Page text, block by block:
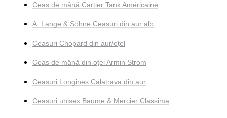
Ceas de mână Cartier Tank Américaine
A. Lange & Söhne Ceasuri din aur alb
Ceasuri Chopard din aur/oțel
Ceas de mână din oțel Armin Strom
Ceasuri Longines Calatrava din aur
Ceasuri unisex Baume & Mercier Classima